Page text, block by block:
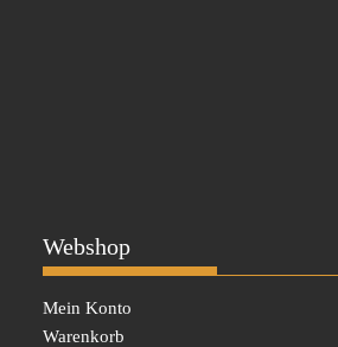
Webshop
Mein Konto
Warenkorb